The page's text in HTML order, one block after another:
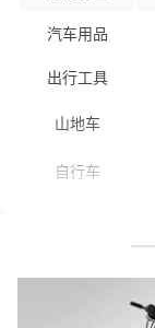
汽车用品
出行工具
山地车
自行车